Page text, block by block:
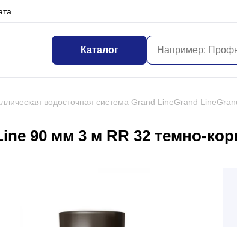
Каталог
водосточная система Grand LineGrand Line
90 мм 3 м RR 32 темно-